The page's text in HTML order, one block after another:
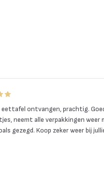
eettafel ontvangen, prachtig.
neemt alle verpakkingen weer
gezegd. Koop zeker weer bij